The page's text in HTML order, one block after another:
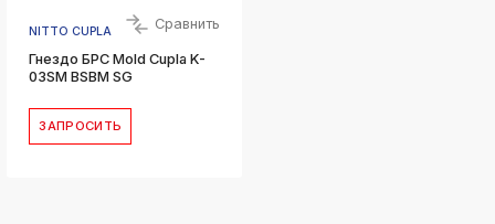
NITTO CUPLA Сравнить
Гнездо БРС Mold Cupla K-
03SM BSBM SG
ЗАПРОСИТЬ